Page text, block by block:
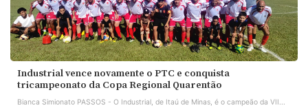
Industrial vence novamente o PTC e conquista
tricampeonato da Copa Regional Quarentão
Bianca Simionato PASSOS - O Industrial, de Itaú de Minas, é o campeão da VII...